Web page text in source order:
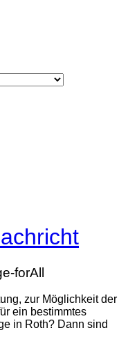
forAll
zur Möglichkeit der
ein bestimmtes
in Roth? Dann sind